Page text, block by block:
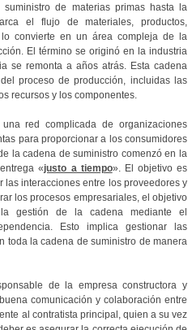
de materias primas hasta la
el flujo de materiales, productos,
convierte en un área compleja de la
El término se originó en la industria
se remonta a años atrás. Esta cadena
proceso de producción, incluidas las
recursos y los componentes.
red complicada de organizaciones
para proporcionar a los consumidores
la cadena de suministro comenzó en la
«justo a tiempo». El objetivo es
las interacciones entre los proveedores y
los procesos empresariales, el objetivo
gestión de la cadena mediante el
Esto implica gestionar las
toda la cadena de suministro de manera
de la empresa constructora y
comunicación y colaboración entre
al contratista principal, quien a su vez